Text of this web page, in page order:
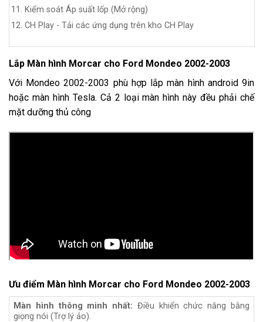
Kiểm soát Áp suất lốp (Mở rộng)
CH Play - Tải các ứng dụng trên kho CH Play
Lắp Màn hình Morcar cho Ford Mondeo 2002-2003
Với Mondeo 2002-2003 phù hợp lắp màn hình android 9in
hoặc màn hình Tesla. Cả 2 loại màn hình này đều phải chế
mặt dưỡng thủ công
Ưu điểm Màn hình Morcar cho Ford Mondeo 2002-2003
Màn hình thông minh nhất: Điều khiển chức năng bằng
giọng nói (Trợ lý ảo).